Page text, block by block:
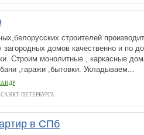
строителей
загородных домов качественно и по
Строим монолитные , каркасные
,гаражи ,бытовки. Укладываем...
ПЕТЕРБУРГА
в СПб